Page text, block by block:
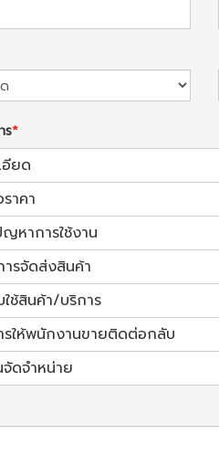
ร
อียด
ราคา
หาการใช้งาน
รจัดส่งสินค้า
ช้สินค้า/บริการ
ให้พนักงานขายติดต่อกลับ
ดจำหน่าย